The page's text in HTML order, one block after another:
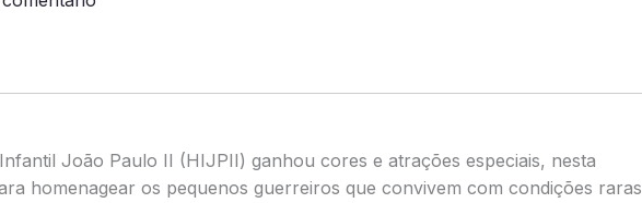
João Paulo II (HIJPII) ganhou cores e atrações especiais, nesta
homenagear os pequenos guerreiros que convivem com condições raras